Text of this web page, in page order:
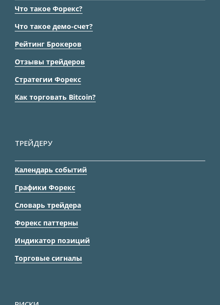
Что такое Форекс?
Что такое демо-счет?
Рейтинг Брокеров
Отзывы трейдеров
Стратегии Форекс
Как торговать Bitcoin?
ТРЕЙДЕРУ
Календарь событий
Графики Форекс
Словарь трейдера
Форекс паттерны
Индикатор позиций
Торговые сигналы